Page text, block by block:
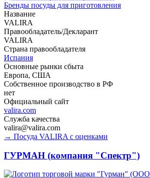
Бренды посуды для приготовления
Название
VALIRA
Правообладатель/Декларант
VALIRA
Страна правообладателя
Испания
Основные рынки сбыта
Европа, США
Собственное производство в РФ
нет
Официальный сайт
valira.com
Служба качества
valira@valira.com
→ Посуда VALIRA с оценками
ГУРМАН (компания "Спектр")